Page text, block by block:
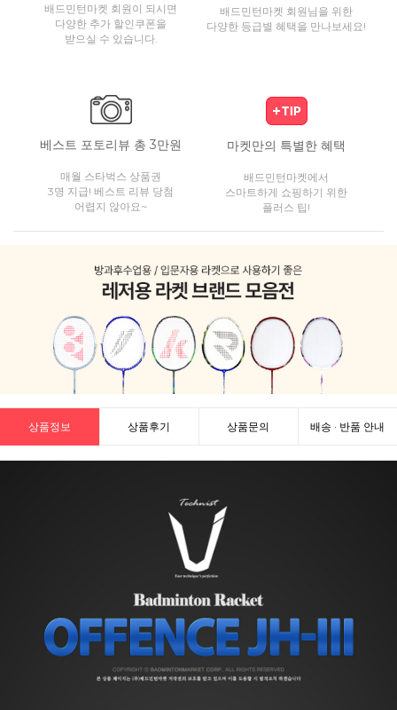
배드민턴마켓 회원이 되시면
다양한 추가 할인쿠폰을
받으실 수 있습니다.
배드민턴마켓 회원님을 위한
다양한 등급별 혜택을 만나보세요!
베스트 포토리뷰 총 3만원
매월 스타벅스 상품권
3명 지급! 베스트 리뷰 당첨
어렵지 않아요~
마켓만의 특별한 혜택
배드민턴마켓에서
스마트하게 쇼핑하기 위한
플러스 팁!
상품정보 상품후기 상품문의 배송 · 반품 안내